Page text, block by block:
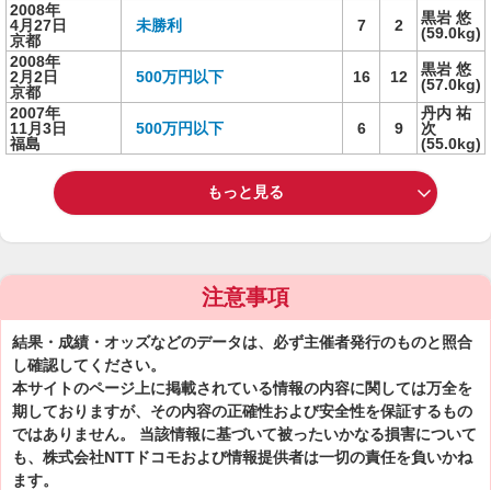
2008年
4月27日
京都
未勝利 7 2
黒岩 悠
(59.0kg)
2008年
2月2日
京都
500万円以下 16 12
黒岩 悠
(57.0kg)
2007年
11月3日
福島
500万円以下 6 9
丹内 祐
次
(55.0kg)
もっと見る
注意事項
結果・成績・オッズなどのデータは、必ず主催者発行のものと照合
し確認してください。
本サイトのページ上に掲載されている情報の内容に関しては万全を
期しておりますが、その内容の正確性および安全性を保証するもの
ではありません。 当該情報に基づいて被ったいかなる損害について
も、株式会社NTTドコモおよび情報提供者は一切の責任を負いかね
ます。